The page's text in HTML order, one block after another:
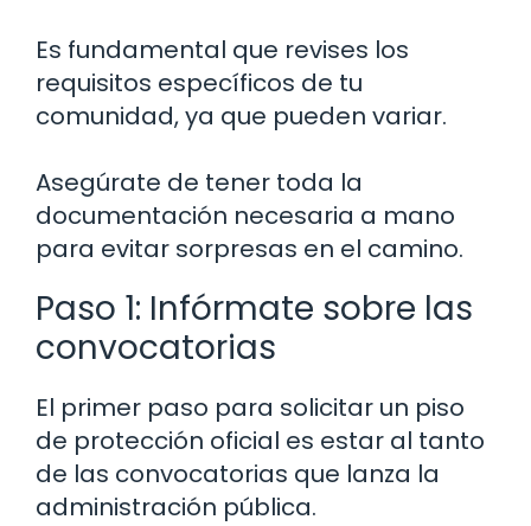
Es fundamental que revises los
requisitos específicos de tu
comunidad, ya que pueden variar.
Asegúrate de tener toda la
documentación necesaria a mano
para evitar sorpresas en el camino.
Paso 1: Infórmate sobre las
convocatorias
El primer paso para solicitar un piso
de protección oficial es estar al tanto
de las convocatorias que lanza la
administración pública.